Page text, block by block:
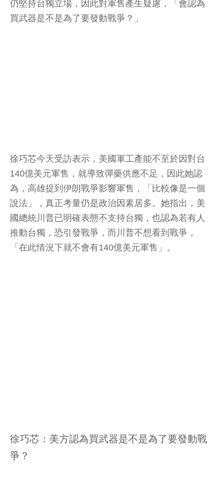
仍堅持台獨立場，因此對軍售產生疑慮，「會認為
買武器是不是為了要發動戰爭？」
徐巧芯今天受訪表示，美國軍工產能不至於因對台
140億美元軍售，就導致彈藥供應不足，因此她認
為，高雄提到伊朗戰爭影響軍售，「比較像是一個
說法」，真正考量仍是政治因素居多。她指出，美
國總統川普已明確表態不支持台獨，也認為若有人
推動台獨，恐引發戰爭，而川普不想看到戰爭，
「在此情況下就不會有140億美元軍售」。
徐巧芯：美方認為買武器是不是為了要發動戰
爭？